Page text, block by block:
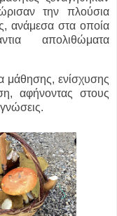
την πλούσια
ανάμεσα στα οποία
απολιθώματα
μάθησης, ενίσχυσης
αφήνοντας στους